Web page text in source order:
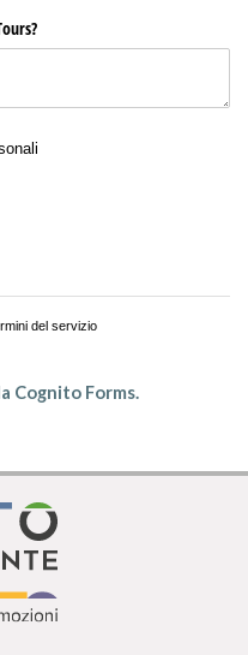
del servizio
Cognito Forms.